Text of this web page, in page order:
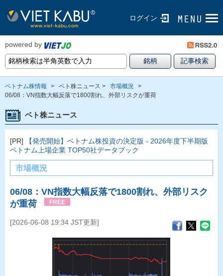
ログイン
powered by
ベトナム株情報 > ベト株ニュース > 市場概況
>
06/08：VN指数大幅反落で1800割れ、外部リスクが重荷
ベト株ニュース
[PR]
【発売開始】ベトナム株投資の決定版 - 2026年度下半期版
ベトナム上場企業 TOP50社データブック
市場概況
06/08：VN指数大幅反落で1800割れ、外部リスク
が重荷
FREE
[2026-06-08 19:34 JST更新]